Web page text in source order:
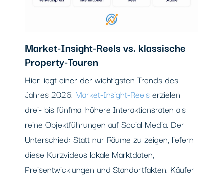
Market-Insight-Reels vs. klassische
Property-Touren
Hier liegt einer der wichtigsten Trends des
Jahres 2026. Market-Insight-Reelserzielen
drei- bis fünfmal höhere Interaktionsraten als
reine Objektführungen auf Social Media. Der
Unterschied: Statt nur Räume zu zeigen, liefern
diese Kurzvideos lokale Marktdaten,
Preisentwicklungen und Standortfakten. Käufer